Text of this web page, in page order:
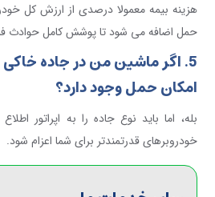
هزینه بیمه معمولا درصدی از ارزش کل
حمل اضافه می شود تا پوشش کامل حوادث
5. اگر ماشین من در جاده
امکان حمل وجود دارد؟
بله، اما باید نوع جاده را به اپراتور
خودروبرهای قدرتمندتر برای شما اعزام شود.